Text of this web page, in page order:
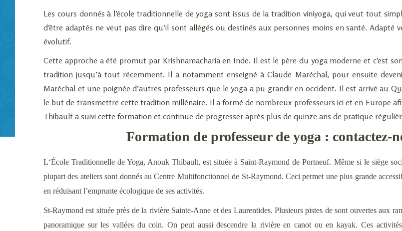
Les cours donnés à l’école traditionnelle de yoga sont issus de la tradition viniyoga, qui veut tout
d’être adaptés ne veut pas dire qu’il sont allégés ou destinés aux personnes moins en santé.
évolutif.
Cette approche a été promut par Krishnamacharia en Inde. Il est le père du yoga moderne et c’est
tradition jusqu’à tout récemment. Il a notamment enseigné à Claude Maréchal, pour ensuite
Maréchal et une poignée d’autres professeurs que le yoga a pu grandir en occident. Il est arrivé au
le but de transmettre cette tradition millénaire. Il a formé de nombreux professeurs ici et en Europe
Thibault a suivi cette formation et continue de progresser après plus de quinze ans de pratique
Formation de professeur de yoga : contactez-
L‘École Traditionnelle de Yoga, Anouk Thibault, est située à Saint-Raymond de Portneuf. Même si le siège
plupart des ateliers sont donnés au Centre Multifonctionnel de St-Raymond. Ceci permet une plus grande
en réduisant l’emprunte écologique de ses activités.
St-Raymond est située près de la rivière Sainte-Anne et des Laurentides. Plusieurs pistes de sont ouvertes aux
panoramique sur les vallées du coin. On peut aussi descendre la rivière en canot ou en kayak. Ces